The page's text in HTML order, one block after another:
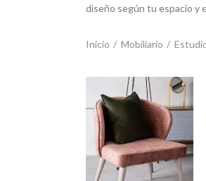
diseño según tu espacio y
Inicio Mobiliario